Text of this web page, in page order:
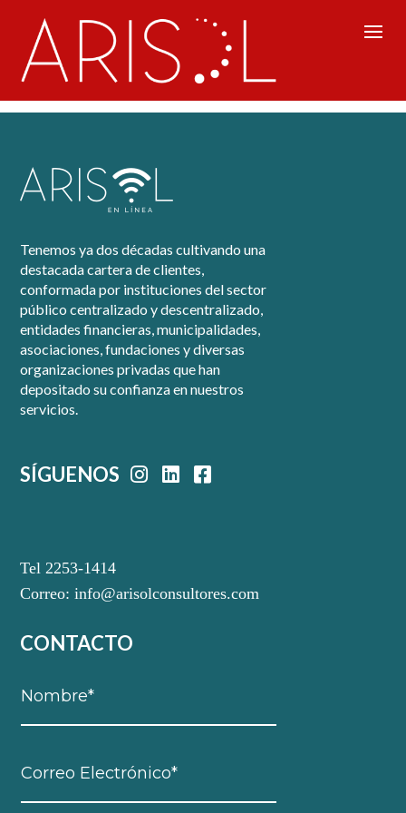
User Account – New
Tenemos ya dos décadas cultivando una
destacada cartera de clientes,
conformada por instituciones del sector
público centralizado y descentralizado,
entidades financieras, municipalidades,
asociaciones, fundaciones y diversas
organizaciones privadas que han
depositado su confianza en nuestros
servicios.
SÍGUENOS
Tel 2253-1414
Correo:info@arisolconsultores.com
CONTACTO